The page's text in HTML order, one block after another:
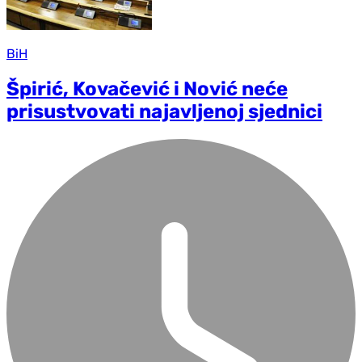
BiH
Špirić, Kovačević i Nović neće
prisustvovati najavljenoj sjednici